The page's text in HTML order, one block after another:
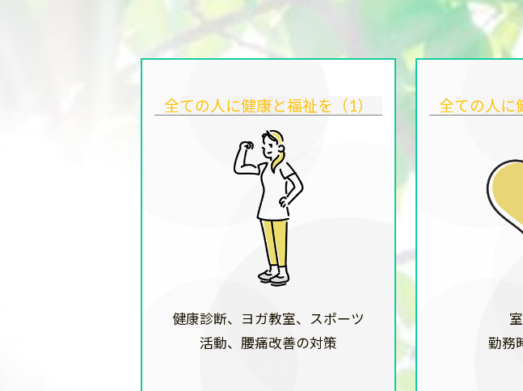
全ての人に健康と福祉を（1）
健康診断、ヨガ教室、スポーツ
活動、腰痛改善の対策
全ての人に
勤務